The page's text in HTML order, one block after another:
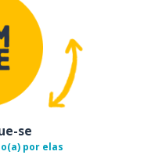
se
por elas